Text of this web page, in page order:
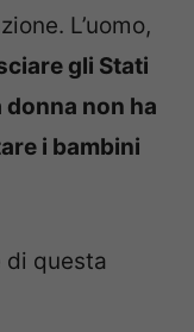
L’uomo,
gli Stati
donna non ha
i bambini
di questa